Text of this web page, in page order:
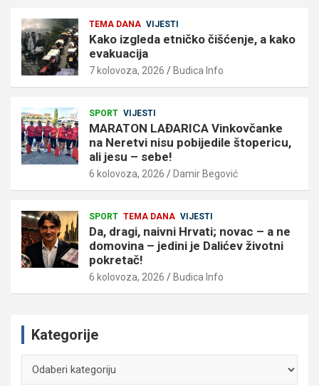
TEMA DANA VIJESTI
Kako izgleda etničko čišćenje, a kako
evakuacija
7 kolovoza, 2026 Budica Info
SPORT VIJESTI
MARATON LAĐARICA Vinkovčanke
na Neretvi nisu pobijedile štopericu,
ali jesu – sebe!
6 kolovoza, 2026 Damir Begović
SPORT TEMA DANA VIJESTI
Da, dragi, naivni Hrvati; novac – a ne
domovina – jedini je Dalićev životni
pokretač!
6 kolovoza, 2026 Budica Info
Kategorije